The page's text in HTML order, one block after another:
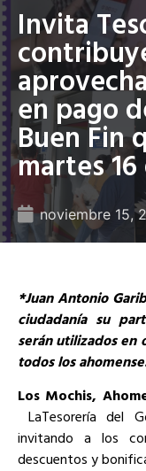
Invita
en pago
Buen Fin
martes
noviembre 15,
*Juan Antonio
ciudadanía su
serán utilizados en
todos los
Los Mochis,
LaTesorería del
invitando a los
descuentos y